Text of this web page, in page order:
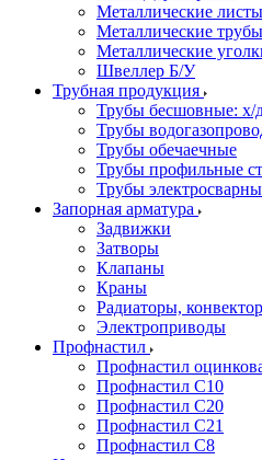
Металлические
Металлические
Металлические
Швеллер Б/У
Трубная продукция
Трубы бесшовные: х/
Трубы
Трубы обечаечные
Трубы профильные
Трубы
Запорная арматура
Задвижки
Затворы
Клапаны
Краны
Радиаторы,
Электроприводы
Профнастил
Профнастил
Профнастил С10
Профнастил С20
Профнастил С21
Профнастил С8